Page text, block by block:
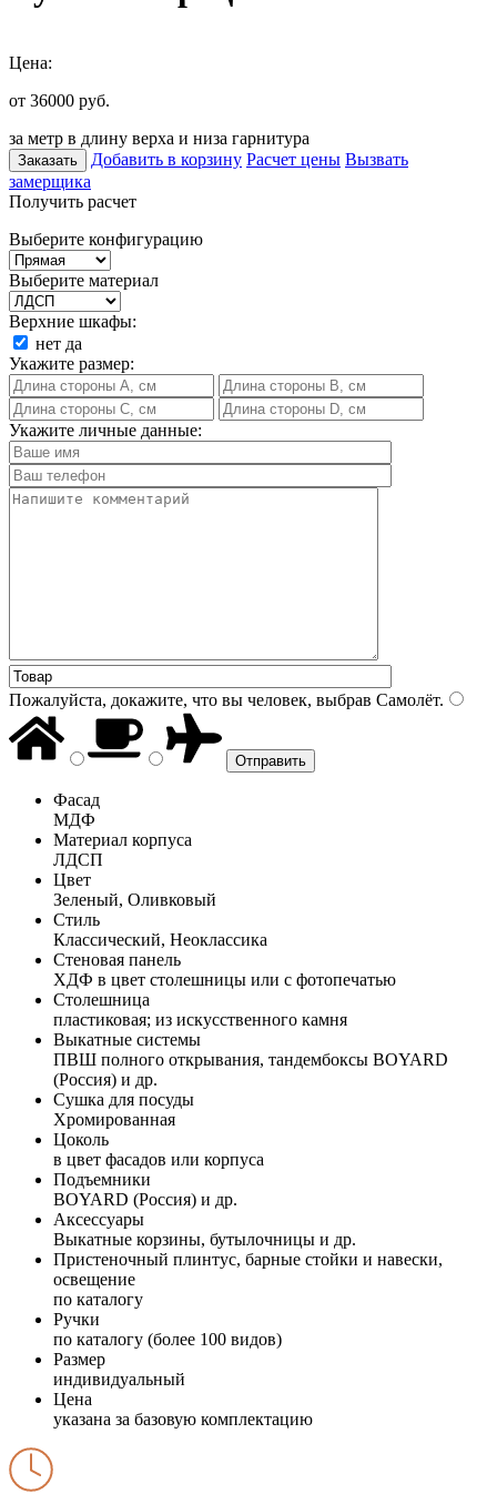
Цена:
от 36000 руб.
за метр в длину верха и низа гарнитура
Заказать Добавить в корзину Расчет цены Вызвать
замерщика
Получить расчет
Выберите конфигурацию
Выберите материал
Верхние шкафы:
нет да
Укажите размер:
Укажите личные данные:
Пожалуйста, докажите, что вы человек, выбрав Самолёт.
Фасад
МДФ
Материал корпуса
ЛДСП
Цвет
Зеленый, Оливковый
Стиль
Классический, Неоклассика
Стеновая панель
ХДФ в цвет столешницы или с фотопечатью
Столешница
пластиковая; из искусственного камня
Выкатные системы
ПВШ полного открывания, тандембоксы BOYARD
(Россия) и др.
Сушка для посуды
Хромированная
Цоколь
в цвет фасадов или корпуса
Подъемники
BOYARD (Россия) и др.
Аксессуары
Выкатные корзины, бутылочницы и др.
Пристеночный плинтус, барные стойки и навески,
освещение
по каталогу
Ручки
по каталогу (более 100 видов)
Размер
индивидуальный
Цена
указана за базовую комплектацию